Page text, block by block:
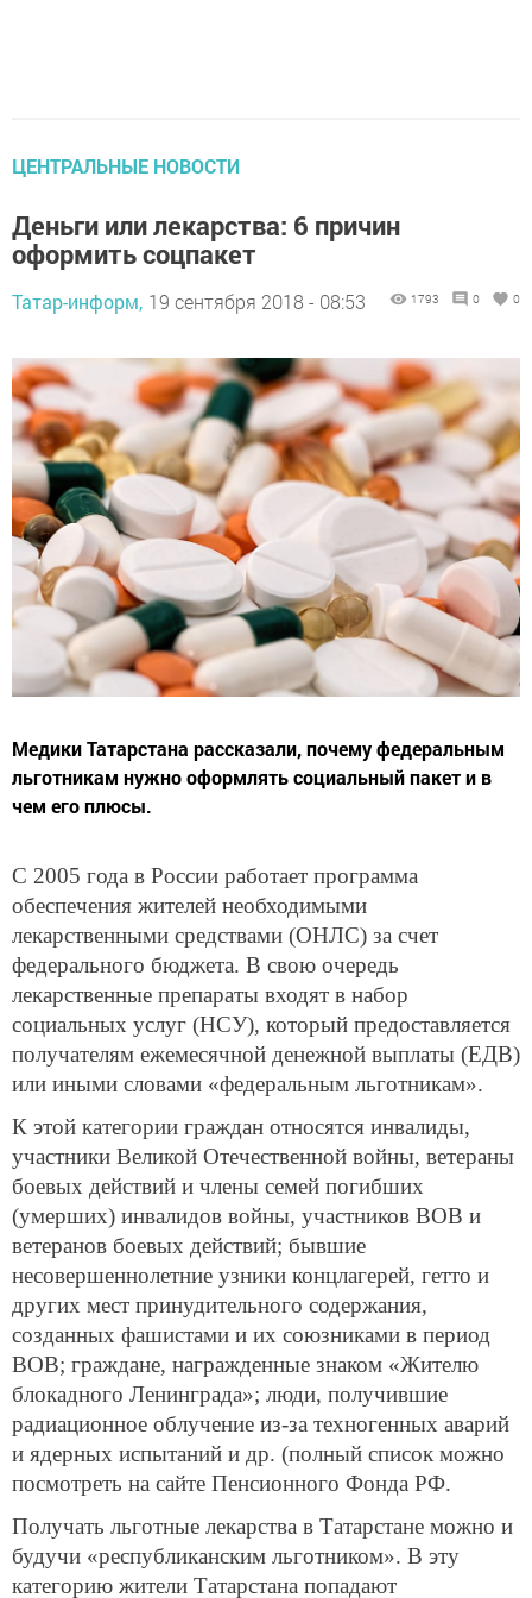
ЦЕНТРАЛЬНЫЕ НОВОСТИ
Деньги или лекарства: 6 причин
оформить соцпакет
Татар-информ, 19 сентября 2018 - 08:53 1793 0 0
Медики Татарстана рассказали, почему федеральным
льготникам нужно оформлять социальный пакет и в
чем его плюсы.
С 2005 года в России работает программа
обеспечения жителей необходимыми
лекарственными средствами (ОНЛС) за счет
федерального бюджета. В свою очередь
лекарственные препараты входят в набор
социальных услуг (НСУ), который предоставляется
получателям ежемесячной денежной выплаты (ЕДВ)
или иными словами «федеральным льготникам».
К этой категории граждан относятся инвалиды,
участники Великой Отечественной войны, ветераны
боевых действий и члены семей погибших
(умерших) инвалидов войны, участников ВОВ и
ветеранов боевых действий; бывшие
несовершеннолетние узники концлагерей, гетто и
других мест принудительного содержания,
созданных фашистами и их союзниками в период
ВОВ; граждане, награжденные знаком «Жителю
блокадного Ленинграда»; люди, получившие
радиационное облучение из-за техногенных аварий
и ядерных испытаний и др. (полный список можно
посмотреть на сайте Пенсионного Фонда РФ.
Получать льготные лекарства в Татарстане можно и
будучи «республиканским льготником». В эту
категорию жители Татарстана попадают